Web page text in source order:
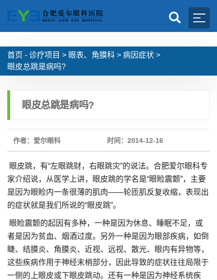
首页 - 诊疗项目 > 眼表、角膜科 > 病因症状 >
眼皮总跳是病吗?
眼皮总跳是病吗?
作者：爱尔眼科 时间：2014-12-16
眼皮跳，有“左眼跳财，右眼跳灾”的说法。合肥爱尔眼科专
家介绍说，从医学上讲，眼皮跳的学名是“眼睑震颤”，主要
是因为眼睑内一条很薄的肌肉——轮匝肌反复收缩，表现出
的症状就是我们所说的“眼皮跳”。
眼睑震颤的起因有多种，一种是因为休息、睡眠不足，或
者是因为贫血、烟酒过度。另外一种是因为眼部疾病，如倒
睫、结膜炎、角膜炎、近视、远视、散光、眼内有异物等，
这些疾病作用于神经末梢部分，因此导致的症状往往局限于
一侧的上眼皮或下眼皮跳动。还有一种是因为神经系统疾